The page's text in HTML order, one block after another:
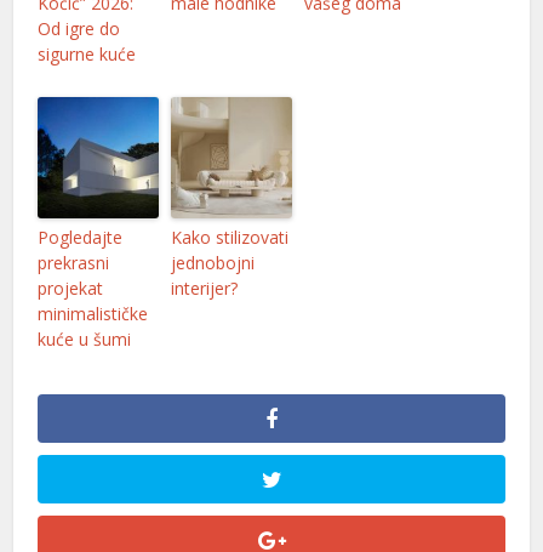
Od igre do
sigurne kuće
Pogledajte
prekrasni
projekat
minimalističke
kuće u šumi
Kako stilizovati
jednobojni
interijer?